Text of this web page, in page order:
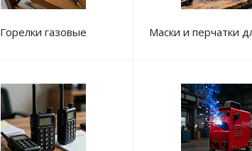
Горелки газовые Маски и перчатки